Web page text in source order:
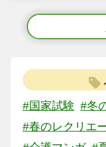
#国家試験 #冬
#春のレクリエ